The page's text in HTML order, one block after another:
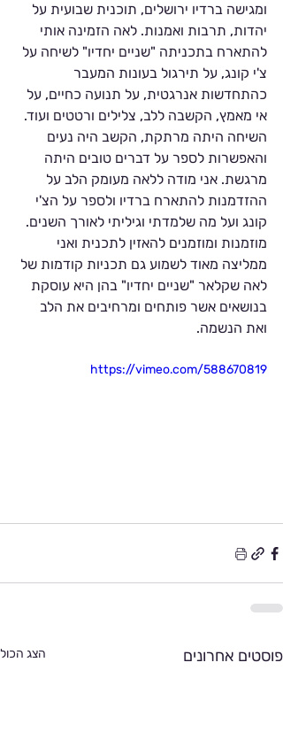
ומגישה ברדיו ירושלים, תוכנית שבועית על
יהדות, תרבות ואמנות. לאה הזמינה אותי
להתארח בתכניתה "שניים יחדיו" לשיחה על
צ'י קונג, על תירגול בעונות המעבר
כהתחדשות אנרגטית, על תנועה כחיים, על
אי מאמץ, הקשבה ללב, צלילים ורטטים ועוד.
השיחה היתה מרתקת, הקשב היה נעים
והאפשרות לספר על דברים טובים היתה
מרגשת. אני מודה ללאה מעומק הלב על
ההזדמנות להתארח ברדיו ולספר על הצ'י
קונג ועל מה שלמדתי וגיליתי לאורך השנים.
מוזמנות ומוזמנים להאזין לתכנית ואני
ממליצה מאוד לשמוע גם תכניות קודמות של
לאה שקלאר "שניים יחדיו" בהן היא עוסקת
בנושאים אשר פותחים ומרחיבים את הלב
ואת הנשמה.
https://vimeo.com/588670819
פוסטים אחרונים הצג הכול